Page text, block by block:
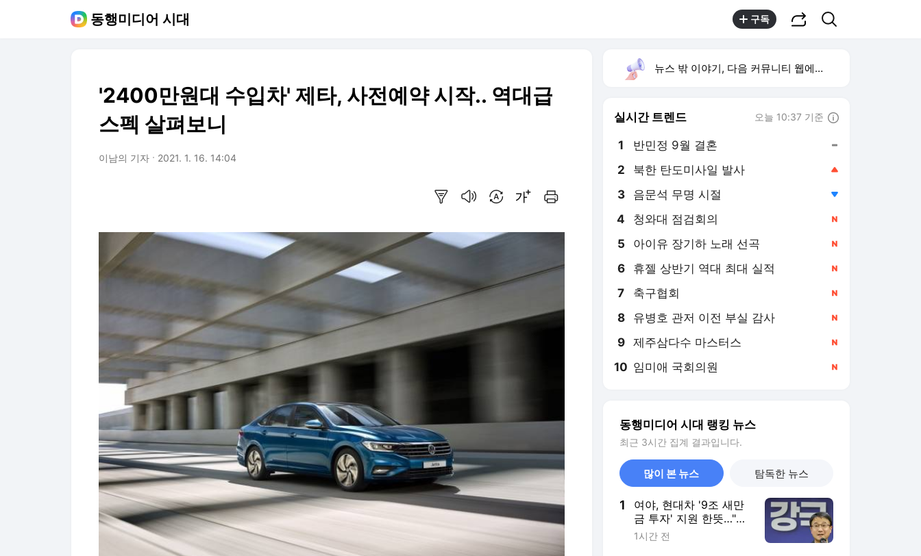
동행미디어 시대 구독
'2400만원대 수입차' 제타, 사전예약 시작.. 역대급
스펙 살펴보니
이남의 기자 2021. 1. 16. 14:04
뉴스 밖 이야기, 다음 커뮤니티 웹에서 보기
실시간 트렌드 오늘 10:37 기준
1 반민정 9월 결혼
2 북한 탄도미사일 발사
3 음문석 무명 시절
4 청와대 점검회의
5 아이유 장기하 노래 선곡
6 휴젤 상반기 역대 최대 실적
7 축구협회
8 유병호 관저 이전 부실 감사
9 제주삼다수 마스터스
10 임미애 국회의원
동행미디어 시대 랭킹 뉴스
최근 3시간 집계 결과입니다.
많이 본 뉴스 탐독한 뉴스
1
여야, 현대차 '9조 새만
금 투자' 지원 한뜻…"피
지컬 AI 1강 도약"
1시간 전